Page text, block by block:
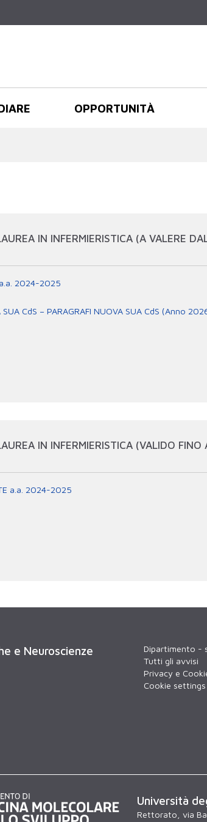
OPPORTUNITÀ
IN INFERMIERISTICA (A VALERE
2024-2025
SUA CdS – PARAGRAFI NUOVA SUA CdS (Anno
IN INFERMIERISTICA (VALIDO FINO
a.a. 2024-2025
e Neuroscienze
Dipartimento -
Tutti gli avvisi
Privacy e
Cookie settings
Università
Rettorato, via